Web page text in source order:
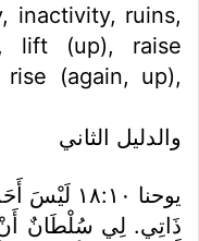
inactivity, ruins,
lift (up), raise
(again, up),
والدليل الثاني
يوحنا
ذَاتِي. لِي سُلْطَانٌ